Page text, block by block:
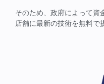
そのため、政府によって資
店舗に最新の技術を無料で